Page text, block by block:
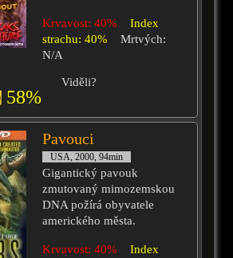
Krvavost: 40%
Index
strachu: 40%
Mrtvých:
N/A
58%
Viděli?
Pavouci
USA, 2000, 94min
Gigantický pavouk
zmutovaný mimozemskou
DNA požírá obyvatele
amerického města.
Krvavost: 40%
Index